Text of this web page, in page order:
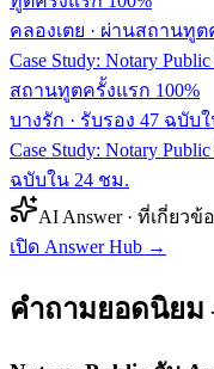
คลองเตย · ผ่านสถานทูต
Case Study: Notary
สถานทูตครั้งแรก 100%
บางรัก · รับรอง 47 ฉบับ
Case Study: Notary
ฉบับใน 24 ชม.
AI Answer · ที่เกี่ยวข้
เปิด Answer Hub →
คำถามยอดนิยม